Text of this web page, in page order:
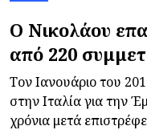
Ο Νικολάου
από 220
Τον Ιανουάριο του
στην Ιταλία για την
χρόνια μετά